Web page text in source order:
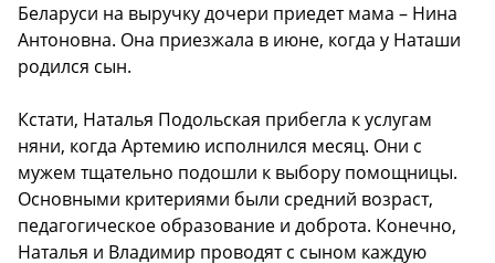
Беларуси на выручку дочери приедет мама – Нина
Антоновна. Она приезжала в июне, когда у Наташи
родился сын.
Кстати, Наталья Подольская прибегла к услугам
няни, когда Артемию исполнился месяц. Они с
мужем тщательно подошли к выбору помощницы.
Основными критериями были средний возраст,
педагогическое образование и доброта. Конечно,
Наталья и Владимир проводят с сыном каждую